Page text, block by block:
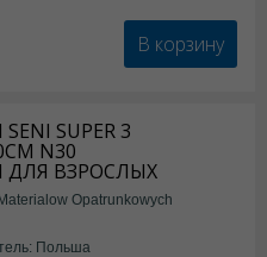
В корзину
SUPER 3
N30
ДЛЯ ВЗРОСЛЫХ
Opatrunkowych
Польша